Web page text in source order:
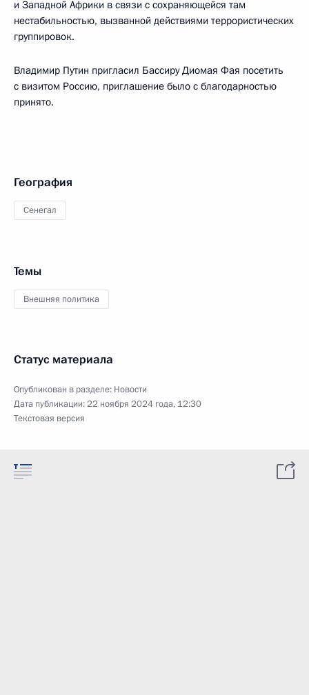
и Западной Африки в связи с сохраняющейся там
нестабильностью, вызванной действиями террористических
группировок.
Владимир Путин пригласил Бассиру Диомая Фая посетить
с визитом Россию, приглашение было с благодарностью
принято.
География
Сенегал
Темы
Внешняя политика
Статус материала
Опубликован в разделе: Новости
Дата публикации:22 ноября 2024 года, 12:30
Текстовая версия